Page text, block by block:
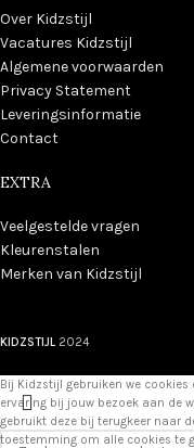
Over Kidzstijl
Vacatures Kidzstijl
Algemene voorwaarden
Privacy Statement
Leveringsinformatie
Contact
EXTRA
Veelgestelde vragen
Kleurenstalen
Merken van Kidzstijl
KIDZSTIJL 2024
Bij Kidzstijl gebruiken we
ervaring bij jouw bezoek aan de
gebruikt deze bij terugkeer naar
toestemming om alle cookies te